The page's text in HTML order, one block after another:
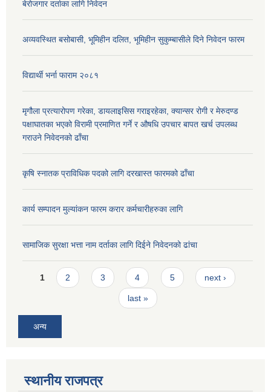
बेरोजगार दर्ताका लागि निवेदन
अव्यवस्थित बसोबासी, भूमिहीन दलित, भूमिहीन सुकुम्बासीले दिने निवेदन फारम
विद्यार्थी भर्ना फाराम २०८१
मृगौला प्रत्यारोपण गरेका, डायलाइसिस गराइरहेका, क्यान्सर रोगी र मेरुदण्ड
पक्षाघातका भएको विरामी प्रमाणित गर्ने र औषधि उपचार बापत खर्च उपलब्ध
गराउने निवेदनको ढाँचा
कृषि स्नातक प्राविधिक पदको लागि दरखास्त फारमको ढाँचा
कार्य सम्पादन मुल्यांकन फारम करार कर्मचारीहरुका लागि
सामाजिक सुरक्षा भत्ता नाम दर्ताका लागि दिईने निवेदनको ढांचा
Pages
1 2 3 4 5 next ›
last »
अन्य
स्थानीय राजपत्र